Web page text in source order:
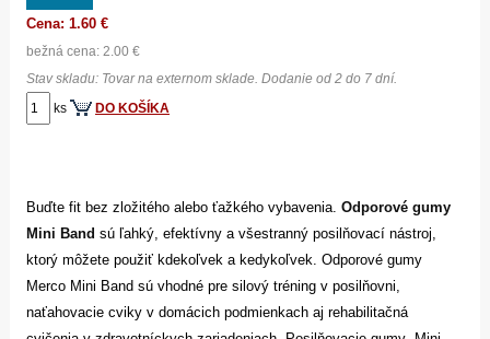
Cena: 1.60 €
bežná cena: 2.00 €
Stav skladu: Tovar na externom sklade. Dodanie od 2 do 7 dní.
ks
DO KOŠÍKA
Buďte fit bez zložitého alebo ťažkého vybavenia. Odporové gumy
Mini Band sú ľahký, efektívny a všestranný posilňovací nástroj,
ktorý môžete použiť kdekoľvek a kedykoľvek. Odporové gumy
Merco Mini Band sú vhodné pre silový tréning v posilňovni,
naťahovacie cviky v domácich podmienkach aj rehabilitačná